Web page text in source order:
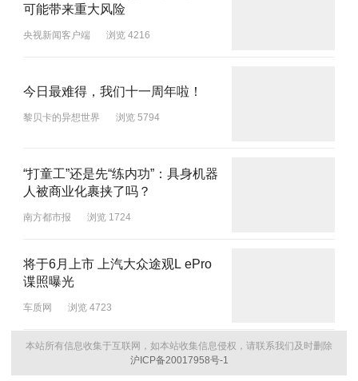
可能带来重大风险
央视新闻客户端 浏览 4216
今日最难得，我们十一周年啦！
黎贝卡的异想世界 浏览 5794
“打童工”还是先“练内功”：具身机器
人被商业化裹挟了吗？
南方都市报 浏览 1724
将于6月上市 上汽大众途观L ePro
谍照曝光
车质网 浏览 4723
本站所有信息收集于互联网，如本站收集信息侵权，请联系我们及时删除
沪ICP备20017958号-1